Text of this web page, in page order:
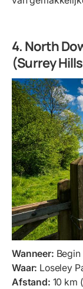
4. North
(Surrey
Wanneer:
Waar: Loseley
Afstand: 10 km